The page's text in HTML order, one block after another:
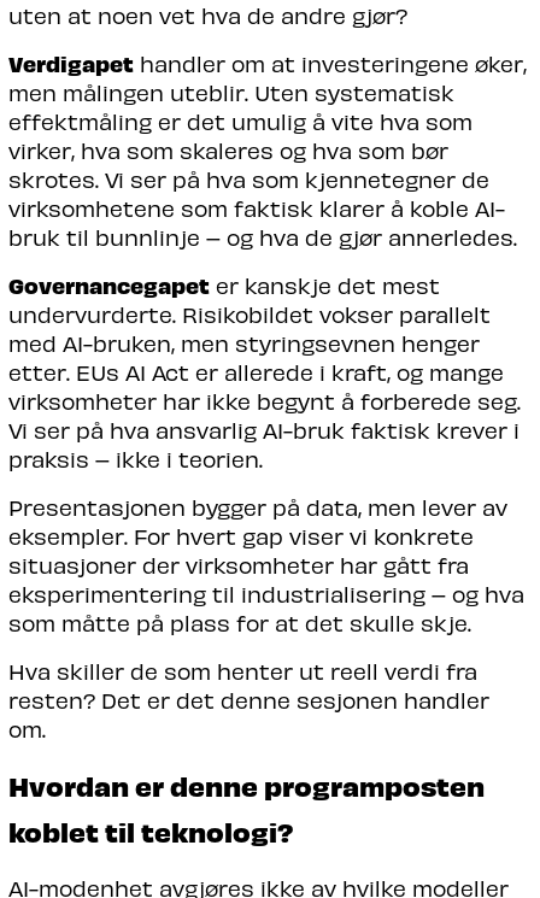
uten at noen vet hva de andre gjør?
Verdigapethandler om at investeringene øker,
men målingen uteblir. Uten systematisk
effektmåling er det umulig å vite hva som
virker, hva som skaleres og hva som bør
skrotes. Vi ser på hva som kjennetegner de
virksomhetene som faktisk klarer å koble AI-
bruk til bunnlinje – og hva de gjør annerledes.
Governancegapeter kanskje det mest
undervurderte. Risikobildet vokser parallelt
med AI-bruken, men styringsevnen henger
etter. EUs AI Act er allerede i kraft, og mange
virksomheter har ikke begynt å forberede seg.
Vi ser på hva ansvarlig AI-bruk faktisk krever i
praksis – ikke i teorien.
Presentasjonen bygger på data, men lever av
eksempler. For hvert gap viser vi konkrete
situasjoner der virksomheter har gått fra
eksperimentering til industrialisering – og hva
som måtte på plass for at det skulle skje.
Hva skiller de som henter ut reell verdi fra
resten? Det er det denne sesjonen handler
om.
Hvordan er denne programposten
koblet til teknologi?
AI-modenhet avgjøres ikke av hvilke modeller